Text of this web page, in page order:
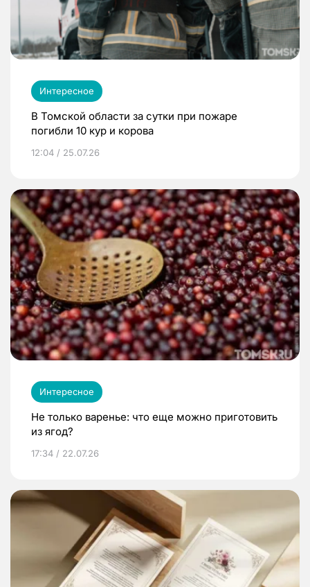
Интересное
В Томской области за сутки при пожаре
погибли 10 кур и корова
12:04 / 25.07.26
Интересное
Не только варенье: что еще можно приготовить
из ягод?
17:34 / 22.07.26